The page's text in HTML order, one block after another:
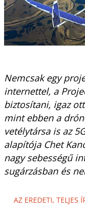
Nemcsak egy
internettel, a
biztosítani, igaz
mint ebben a
vetélytársa is az
alapítója Chet
nagy sebességű
sugárzásban és
AZ EREDETI, TELJES